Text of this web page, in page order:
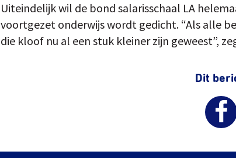
Uiteindelijk wil de bond salarisschaal LA
voortgezet onderwijs wordt gedicht. “Als alle
die kloof nu al een stuk kleiner zijn geweest”,
Dit